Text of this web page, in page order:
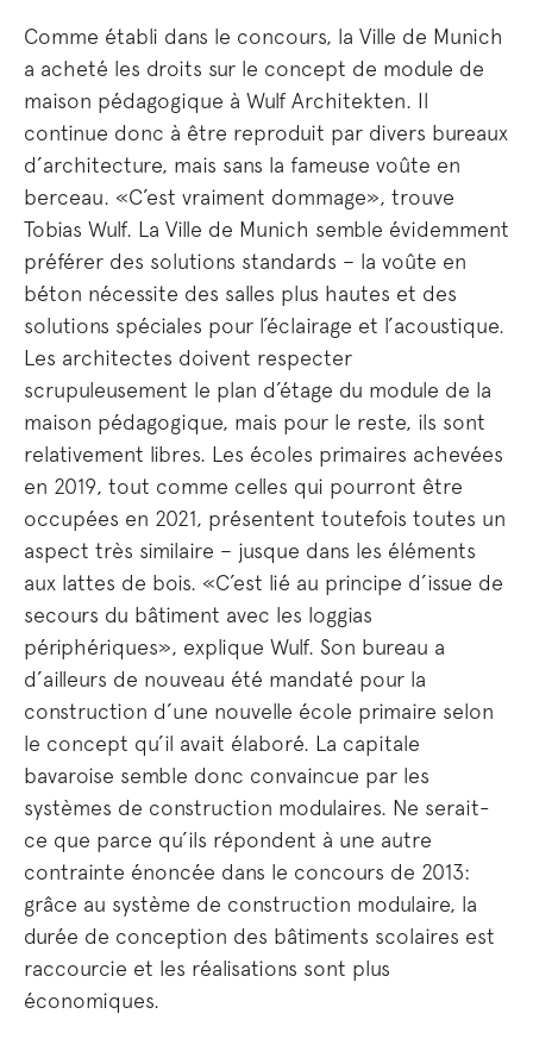
Comme établi dans le concours, la Ville de Munich
a acheté les droits sur le concept de module de
maison pédagogique à Wulf Architekten. Il
continue donc à être reproduit par divers bureaux
d’architecture, mais sans la fameuse voûte en
berceau. «C’est vraiment dommage», trouve
Tobias Wulf. La Ville de Munich semble évidemment
préférer des solutions standards – la voûte en
béton nécessite des salles plus hautes et des
solutions spéciales pour l’éclairage et l’acoustique.
Les architectes doivent respecter
scrupuleusement le plan d’étage du module de la
maison pédagogique, mais pour le reste, ils sont
relativement libres. Les écoles primaires achevées
en 2019, tout comme celles qui pourront être
occupées en 2021, présentent toutefois toutes un
aspect très similaire – jusque dans les éléments
aux lattes de bois. «C’est lié au principe d’issue de
secours du bâtiment avec les loggias
périphériques», explique Wulf. Son bureau a
d’ailleurs de nouveau été mandaté pour la
construction d’une nouvelle école primaire selon
le concept qu’il avait élaboré. La capitale
bavaroise semble donc convaincue par les
systèmes de construction modulaires. Ne serait-
ce que parce qu’ils répondent à une autre
contrainte énoncée dans le concours de 2013:
grâce au système de construction modulaire, la
durée de conception des bâtiments scolaires est
raccourcie et les réalisations sont plus
économiques.